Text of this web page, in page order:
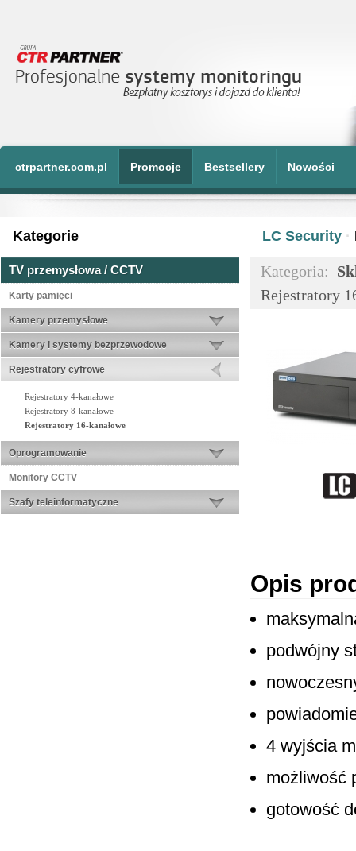
ctrpartner.com.pl Promocje Bestsellery Nowości
Kategorie
TV przemysłowa / CCTV
Karty pamięci
Kamery przemysłowe
Kamery i systemy bezprzewodowe
Rejestratory cyfrowe
Rejestratory 4-kanałowe
Rejestratory 8-kanałowe
Rejestratory 16-kanałowe
Oprogramowanie
Monitory CCTV
Szafy teleinformatyczne
LC Security ·
Kategoria:
Rejestratory
Opis
podwójny
4 wyjścia
możliwość
gotowość